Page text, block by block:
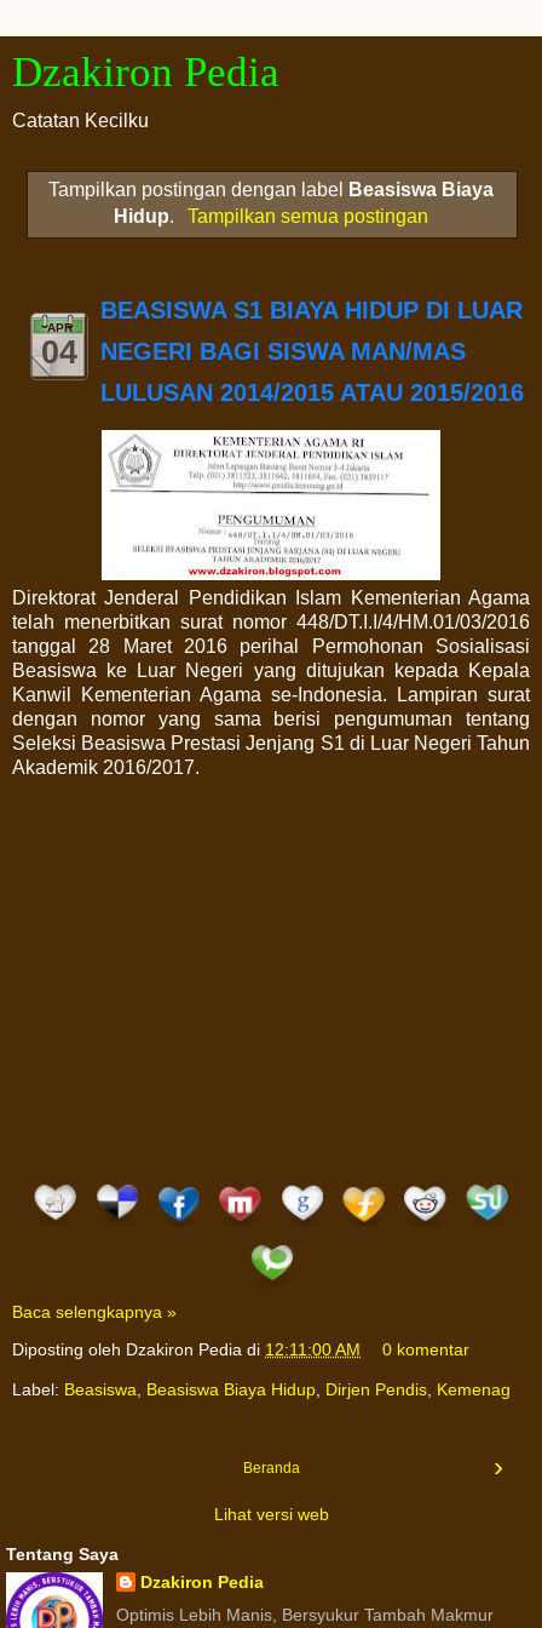
Dzakiron Pedia
Catatan Kecilku
Tampilkan postingan dengan label
Beasiswa Biaya
Hidup. Tampilkan semua postingan
APR
04
BEASISWA S1 BIAYA HIDUP DI LUAR
NEGERI BAGI SISWA MAN/MAS
LULUSAN 2014/2015 ATAU 2015/2016
Direktorat Jenderal Pendidikan Islam Kementerian Agama
telah menerbitkan surat nomor 448/DT.I.I/4/HM.01/03/2016
tanggal 28 Maret 2016 perihal Permohonan Sosialisasi
Beasiswa ke Luar Negeri yang ditujukan kepada Kepala
Kanwil Kementerian Agama se-Indonesia. Lampiran surat
dengan nomor yang sama berisi pengumuman tentang
Seleksi Beasiswa Prestasi Jenjang S1 di Luar Negeri Tahun
Akademik 2016/2017.
Baca selengkapnya »
Diposting oleh Dzakiron Pedia di 12:11:00 AM 0 komentar
Label: Beasiswa, Beasiswa Biaya Hidup, Dirjen Pendis, Kemenag
›
Beranda
Lihat versi web
Tentang Saya
Dzakiron Pedia
Optimis Lebih Manis, Bersyukur Tambah Makmur